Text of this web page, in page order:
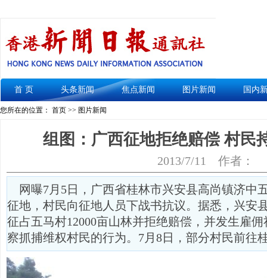
首 页 头条新闻 焦点新闻 图片新闻 国内
您所在的位置： 首页 >> 图片新闻
组图：广西征地拒绝赔偿 村民
2013/7/11 作者：
网曝7月5日，广西省桂林市兴安县高尚镇济中
征地，村民向征地人员下战书抗议。据悉，兴安
征占五马村12000亩山林并拒绝赔偿，并发生雇
察抓捕维权村民的行为。7月8日，部分村民前往